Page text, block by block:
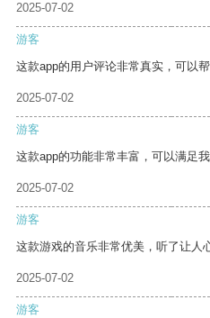
2025-07-02
游客
这款app的用户评论非常真实，可以
2025-07-02
游客
这款app的功能非常丰富，可以满足我
2025-07-02
游客
这款游戏的音乐非常优美，听了让人
2025-07-02
游客